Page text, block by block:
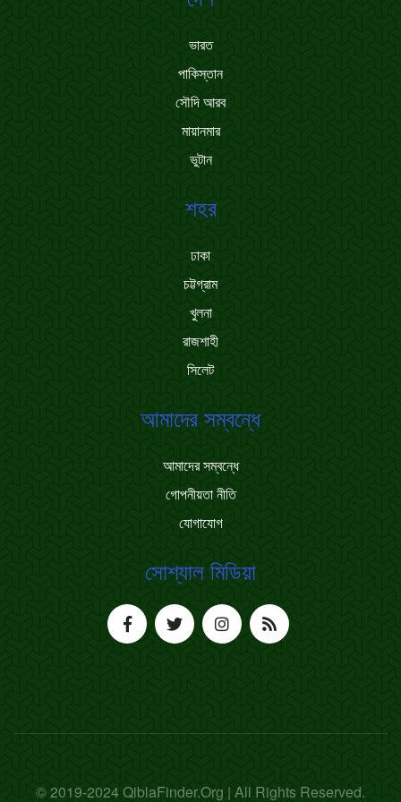
ভারত
পাকিস্তান
সৌদি আরব
মায়ানমার
ভুটান
শহর
ঢাকা
চট্টগ্রাম
খুলনা
রাজশাহী
সিলেট
আমাদের সম্বন্ধে
আমাদের সম্বন্ধে
গোপনীয়তা নীতি
যোগাযোগ
সোশ্যাল মিডিয়া
© 2019-2024 QiblaFinder.Org | All Rights Reserved.